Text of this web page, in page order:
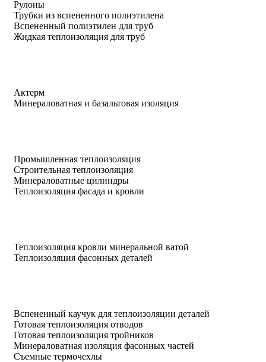
Рулоны
Трубки из вспененного полиэтилена
Вспененный полиэтилен для труб
Жидкая теплоизоляция для труб
Актерм
Минераловатная и базальтовая изоляция
Промышленная теплоизоляция
Строительная теплоизоляция
Минераловатные цилиндры
Теплоизоляция фасада и кровли
Теплоизоляция кровли минеральной ватой
Теплоизоляция фасонных деталей
Вспененный каучук для теплоизоляции деталей
Готовая теплоизоляция отводов
Готовая теплоизоляция тройников
Минераловатная изоляция фасонных частей
Съемные термочехлы